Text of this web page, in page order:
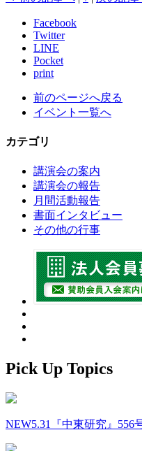
Facebook
Twitter
LINE
Pocket
print
前のページへ戻る
イベント一覧へ
カテゴリ
講演会の案内
講演会の報告
月間活動報告
書面インタビュー
その他の行事
Pick Up Topics
NEW5.31『中東研究』556